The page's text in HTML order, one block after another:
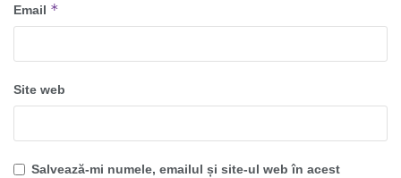
Email *
Site web
Salvează-mi numele, emailul și site-ul web în acest